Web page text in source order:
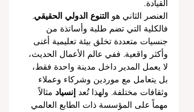
القيادة.
العنصر الثاني هو التنوع الدولي الحقيقي
فالكلية التي تضم طلبة وأساتذة من
جنسيات متعددة تخلق بيئة تعليمية أغنى
وأكثر واقعية. ففي عالم الأعمال الحديث،
لا يعمل المدير داخل مدينة واحدة فقط،
بل يتعامل مع موردين وشركاء وعملاء
وثقافات مختلفة. ولهذا تُعد
إنسياد مثالاً
مهماً على المؤسسة ذات الطابع العالمي